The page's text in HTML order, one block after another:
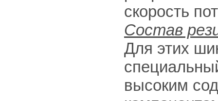
скорость
Состав
Для этих
высоким